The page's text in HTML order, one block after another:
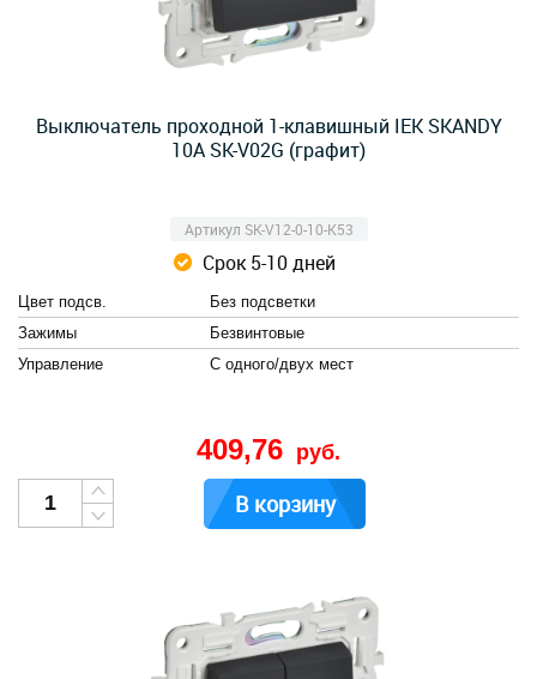
Выключатель проходной 1-клавишный IEK SKANDY
10А SK-V02G (графит)
Артикул SK-V12-0-10-K53
Срок 5-10 дней
Цвет подсв.
Без подсветки
Зажимы
Безвинтовые
Управление
С одного/двух мест
409,76 руб.
В корзину